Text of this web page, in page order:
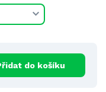
do košíku